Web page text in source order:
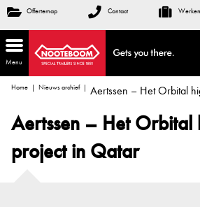
Offertemap Contact
Menu
Home Nieuws archief Aertssen – Het Orbital
Aertssen – Het Orbital
project in Qatar